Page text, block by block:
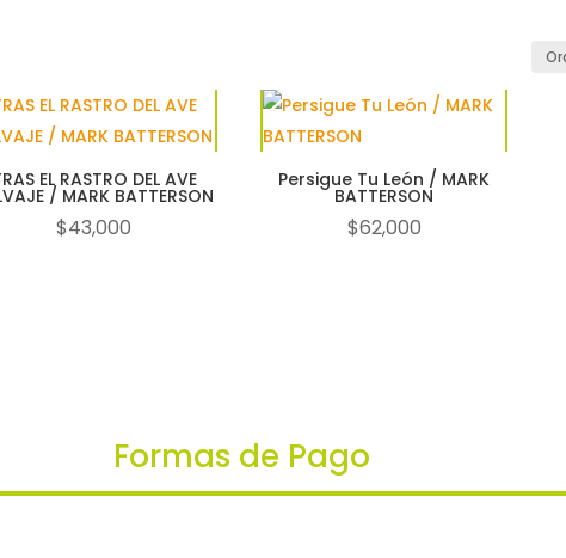
EL RASTRO DEL AVE
/ MARK BATTERSON
$43,000
Persigue Tu León / MARK
BATTERSON
$62,000
Formas de Pago